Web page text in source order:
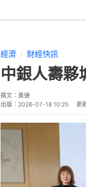
經濟 財經快訊
中銀人壽
撰文： 黃捷
出版： 2026-07-18 10:25 更